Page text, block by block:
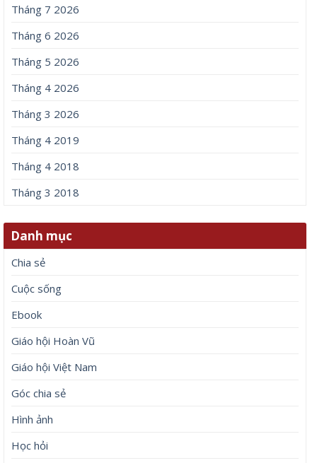
Tháng 7 2026
Tháng 6 2026
Tháng 5 2026
Tháng 4 2026
Tháng 3 2026
Tháng 4 2019
Tháng 4 2018
Tháng 3 2018
Danh mục
Chia sẻ
Cuộc sống
Ebook
Giáo hội Hoàn Vũ
Giáo hội Việt Nam
Góc chia sẻ
Hình ảnh
Học hỏi